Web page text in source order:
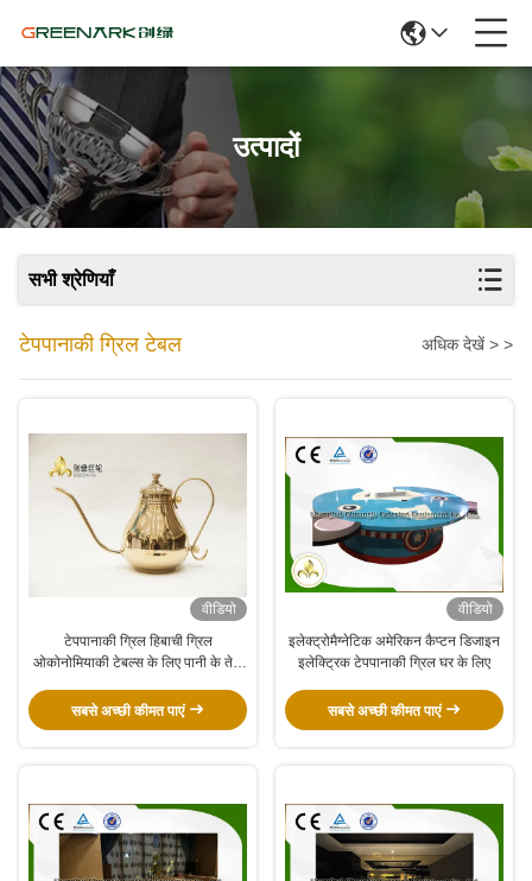
उत्पादों
सभी श्रेणियाँ
टेपपानाकी ग्रिल टेबल अधिक देखें > >
वीडियो
टेपपानाकी ग्रिल हिबाची ग्रिल
ओकोनोमियाकी टेबल्स के लिए पानी के तेल
सबसे अच्छी कीमत पाएं
वीडियो
इलेक्ट्रोमैग्नेटिक अमेरिकन कैप्टन डिजाइन
इलेक्ट्रिक टेपपानाकी ग्रिल घर के लिए
सबसे अच्छी कीमत पाएं